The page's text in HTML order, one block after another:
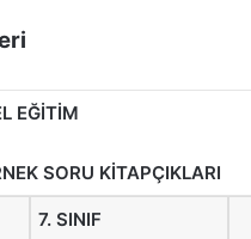
EĞİTİM
SORU KİTAPÇIKLARI
7. SINIF